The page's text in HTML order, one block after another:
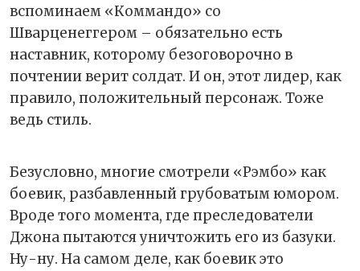
вспоминаем «Коммандо» со
Шварценеггером – обязательно есть
наставник, которому безоговорочно в
почтении верит солдат. И он, этот лидер, как
правило, положительный персонаж. Тоже
ведь стиль.
Безусловно, многие смотрели «Рэмбо» как
боевик, разбавленный грубоватым юмором.
Вроде того момента, где преследователи
Джона пытаются уничтожить его из базуки.
Ну-ну. На самом деле, как боевик это